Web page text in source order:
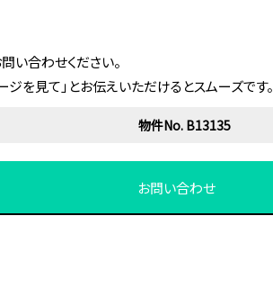
い合わせください。
ジを見て」とお伝えいただけるとスムーズです。
物件No. B13135
お問い合わせ